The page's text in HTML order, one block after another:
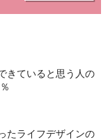
きていると思う人の
たライフデザインの